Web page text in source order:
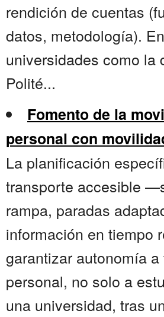
rendición de cuentas
datos, metodología). En
universidades como la
Polité...
Fomento de la
personal con
La planificación
transporte accesible
rampa, paradas
información en tiempo
garantizar autonomía a
personal, no solo a
una universidad, tras